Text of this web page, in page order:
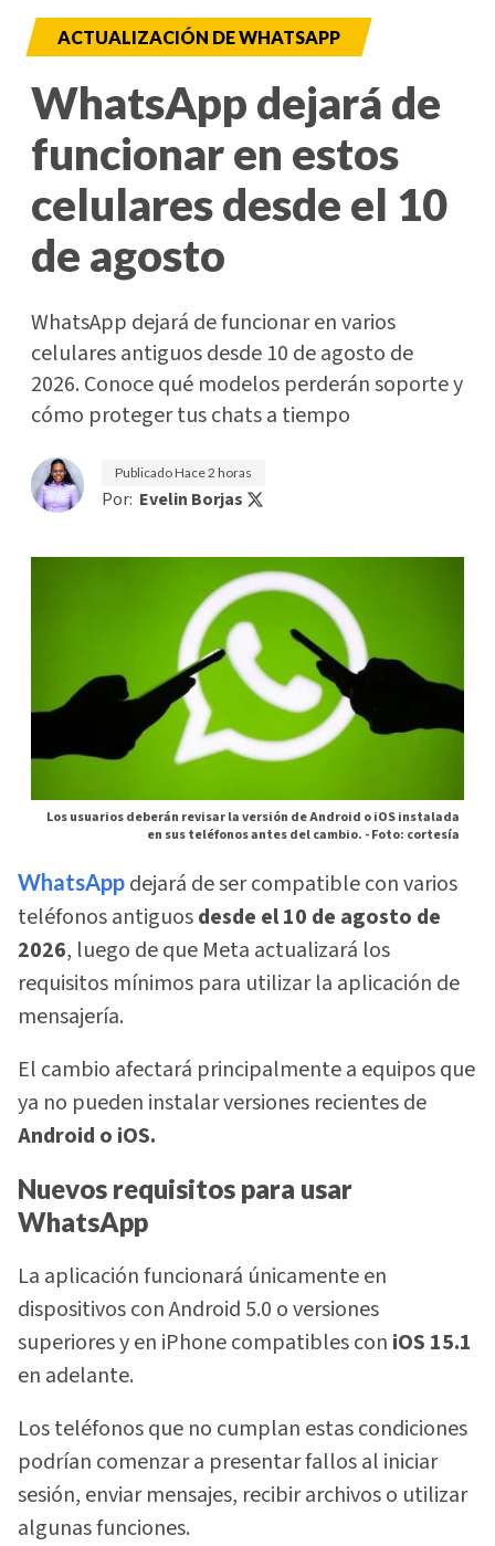
ACTUALIZACIÓN DE WHATSAPP
WhatsApp dejará de
funcionar en estos
celulares desde el 10
de agosto
WhatsApp dejará de funcionar en varios
celulares antiguos desde 10 de agosto de
2026. Conoce qué modelos perderán soporte y
cómo proteger tus chats a tiempo
PublicadoHace 2 horas
Por: Evelin Borjas
Los usuarios deberán revisar la versión de Android o iOS instalada
en sus teléfonos antes del cambio. -Foto: cortesía
WhatsApp dejará de ser compatible con varios
teléfonos antiguosdesde el 10 de agosto de
2026, luego de que Meta actualizará los
requisitos mínimos para utilizar la aplicación de
mensajería.
El cambio afectará principalmente a equipos que
ya no pueden instalar versiones recientes de
Android o iOS.
Nuevos requisitos para usar
WhatsApp
La aplicación funcionará únicamente en
dispositivos con Android 5.0 o versiones
superiores y en iPhone compatibles con iOS 15.1
en adelante.
Los teléfonos que no cumplan estas condiciones
podrían comenzar a presentar fallos al iniciar
sesión, enviar mensajes, recibir archivos o utilizar
algunas funciones.